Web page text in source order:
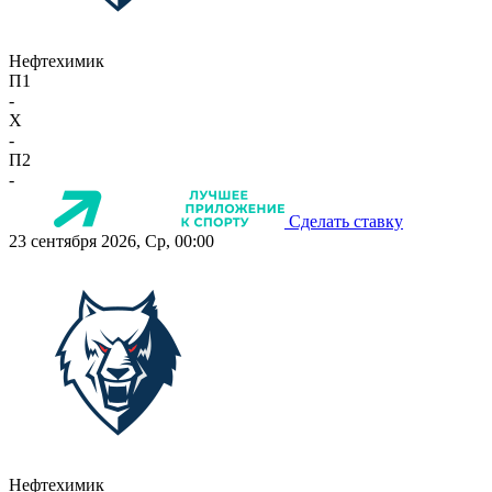
Нефтехимик
П1
-
X
-
П2
-
Сделать ставку
23 сентября 2026, Ср, 00:00
Нефтехимик